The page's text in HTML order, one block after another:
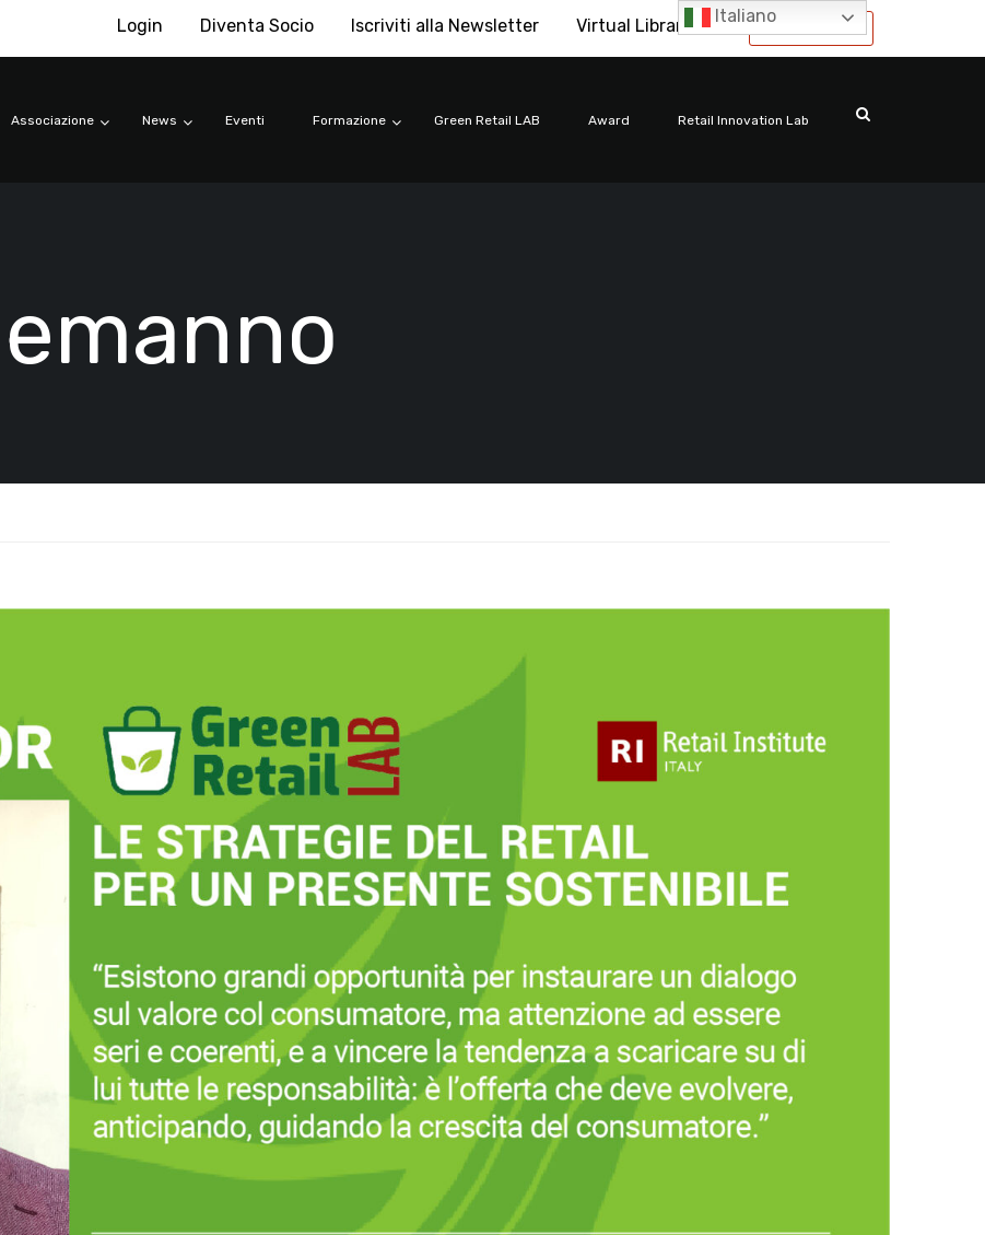
International
Login Diventa Socio Iscriviti alla Newsletter Virtual Library
Associazione News Eventi Formazione Green Retail LAB Award Retail Innovation Lab
Italiano